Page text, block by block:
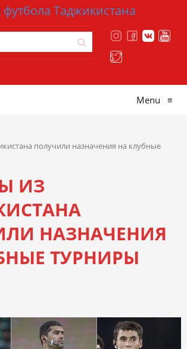
Menu ≡
получили назначения на клубные
ИЗ
НАЗНАЧЕНИЯ
ТУРНИРЫ